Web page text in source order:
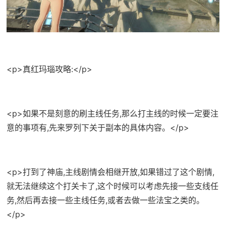
<p>真红玛瑙攻略:</p>
<p>如果不是刻意的刷主线任务,那么打主线的时候一定要注
意的事项有,先来罗列下关于副本的具体内容。</p>
<p>打到了神庙,主线剧情会相继开放,如果错过了这个剧情,
就无法继续这个打关卡了,这个时候可以考虑先接一些支线任
务,然后再去接一些主线任务,或者去做一些法宝之类的。
</p>